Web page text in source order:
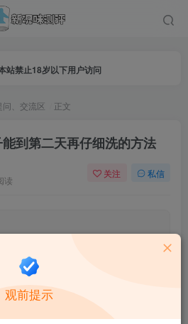
本站禁止18岁以下用户访问
、交流区 正文
到第二天再仔细洗的方法
读
关注 私信
★★★★
观前提示